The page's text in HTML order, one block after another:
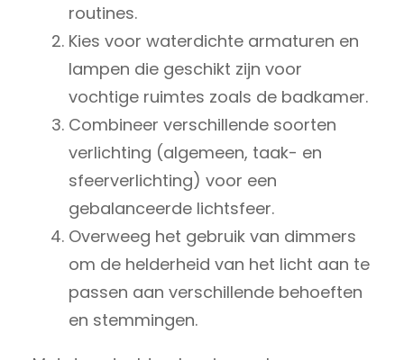
routines.
Kies voor waterdichte armaturen en
lampen die geschikt zijn voor
vochtige ruimtes zoals de badkamer.
Combineer verschillende soorten
verlichting (algemeen, taak- en
sfeerverlichting) voor een
gebalanceerde lichtsfeer.
Overweeg het gebruik van dimmers
om de helderheid van het licht aan te
passen aan verschillende behoeften
en stemmingen.